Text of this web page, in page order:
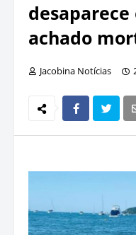
achado
Jacobina Notícias